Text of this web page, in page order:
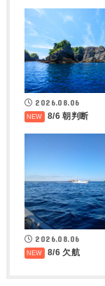
2026.08.06
8/6 朝判断
2026.08.06
8/6 欠航